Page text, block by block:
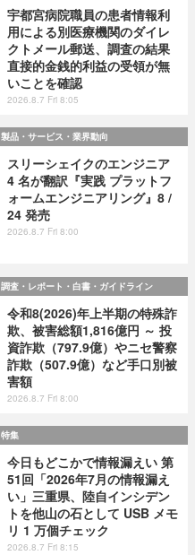
宇都宮病院職員の患者情報利
用による別医療機関のダイレ
クトメール郵送、調査の結果
直接的金銭的利益の受領が無
いことを確認
2026.8.7 Fri 8:05
製品・サービス・業界動向
スリーシェイクのエンジニア
4 名が翻訳『実践 プラットフ
ォームエンジニアリング』8 /
24 発売
2026.8.7 Fri 8:00
調査・レポート・白書・ガイドライン
令和8(2026)年上半期の特殊詐
欺、被害総額1,816億円 ～ 投
資詐欺（797.9億）やニセ警察
詐欺（507.9億）など手口別被
害額
2026.8.7 Fri 8:00
特集
今日もどこかで情報漏えい 第
51回「2026年7月の情報漏え
い」三重県、陸自インシデン
トを他山の石として USB メモ
リ 1 万個チェック
2026.8.7 Fri 8:15